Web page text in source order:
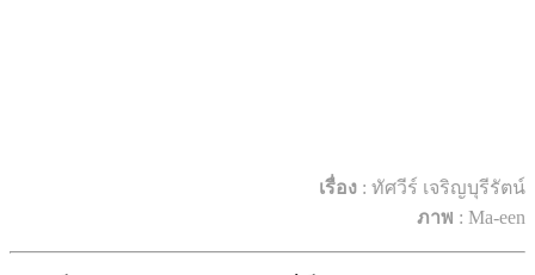
เรื่อง : ทัศวีร์ เจริญบุรีรัตน์
ภาพ : Ma-een